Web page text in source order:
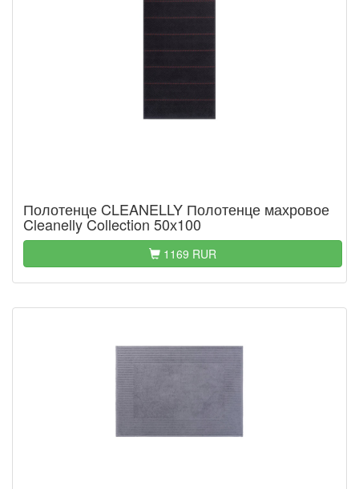
Полотенце CLEANELLY Полотенце махровое
Cleanelly Collection 50х100
1169 RUR